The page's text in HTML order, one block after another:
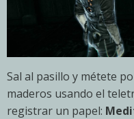
Sal al pasillo y métete
maderos usando el
registrar un papel: